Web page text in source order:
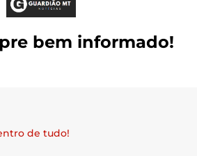
bem informado!
de tudo!